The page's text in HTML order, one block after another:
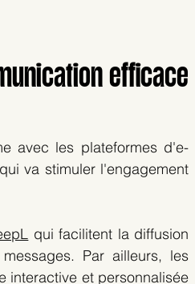
efficace
avec les plateformes d'e-
va stimuler l'engagement
qui facilitent la diffusion
Par ailleurs, les
interactive et personnalisée